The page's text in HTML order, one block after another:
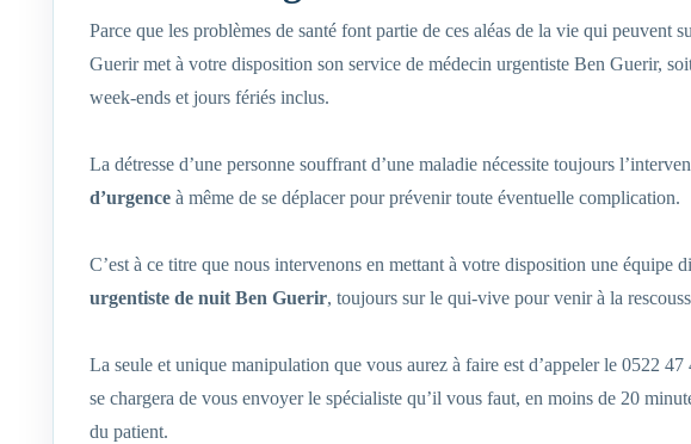
Parce que les problèmes de santé font partie de ces aléas de la vie qui peuvent
Guerir met à votre disposition son service de médecin urgentiste Ben Guerir,
week-ends et jours fériés inclus.
La détresse d’une personne souffrant d’une maladie nécessite toujours
d’urgence à même de se déplacer pour prévenir toute éventuelle complication.
C’est à ce titre que nous intervenons en mettant à votre disposition une équipe
urgentiste de nuit Ben Guerir, toujours sur le qui-vive pour venir à la
La seule et unique manipulation que vous aurez à faire est d’appeler le 0522
se chargera de vous envoyer le spécialiste qu’il vous faut, en moins de 20
du patient.